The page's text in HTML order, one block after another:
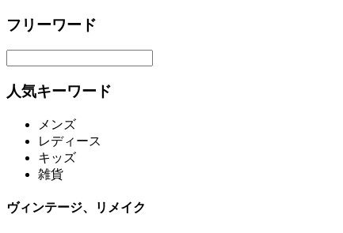
フリーワード
人気キーワード
メンズ
レディース
キッズ
雑貨
ヴィンテージ、リメイク